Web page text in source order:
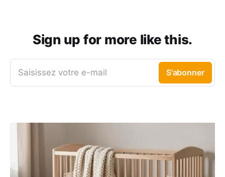
Sign up for more like this.
Saisissez votre e-mail S'abonner